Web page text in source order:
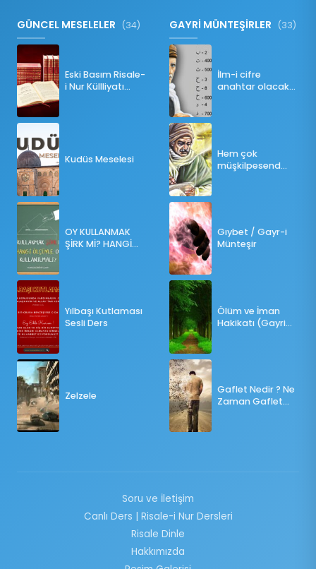
GÜNCEL MESELELER (34)
Eski Basım Risale-
i Nur Küllliyatı
Kudüs Meselesi
OY KULLANMAK
ŞİRK Mİ? HANGİ
Yılbaşı Kutlaması
Sesli Ders
Zelzele
GAYRİ MÜNTEŞİRLER (33)
İlm-i cifre
anahtar olacak
Hem çok
müşkilpesend
Gıybet / Gayr-i
Münteşir
Ölüm ve İman
Hakikatı (Gayri
Gaflet Nedir ? Ne
Zaman Gaflet
Soru ve İletişim
Canlı Ders | Risale-i Nur Dersleri
Risale Dinle
Hakkımızda